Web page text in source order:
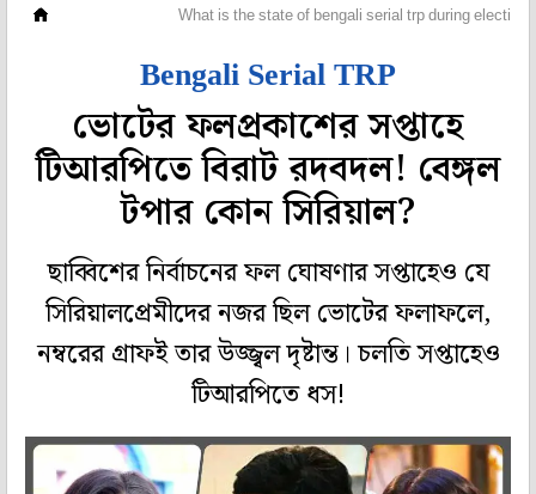
What is the state of bengali serial trp during
Bengali Serial TRP
ভোটের ফলপ্রকাশের সপ্তাহে
টিআরপিতে বিরাট রদবদল! বেঙ্গল
টপার কোন সিরিয়াল?
ছাব্বিশের নির্বাচনের ফল ঘোষণার সপ্তাহেও যে
সিরিয়ালপ্রেমীদের নজর ছিল ভোটের ফলাফলে,
নম্বরের গ্রাফই তার উজ্জ্বল দৃষ্টান্ত। চলতি সপ্তাহেও
টিআরপিতে ধস!